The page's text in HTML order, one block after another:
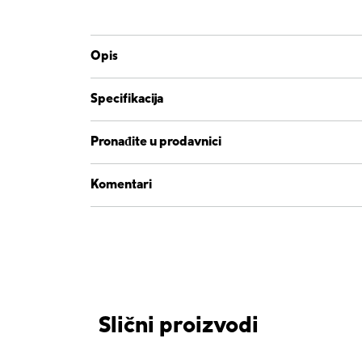
Opis
Specifikacija
Pronađite u prodavnici
Komentari
Slični proizvodi